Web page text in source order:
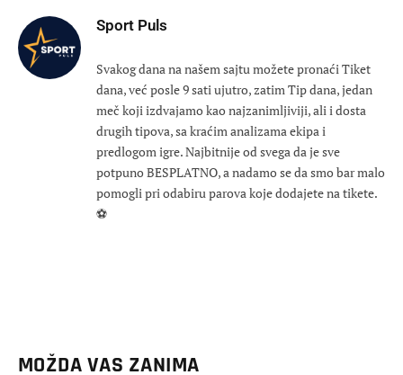
Sport Puls
Svakog dana na našem sajtu možete pronaći Tiket
dana, već posle 9 sati ujutro, zatim Tip dana, jedan
meč koji izdvajamo kao najzanimljiviji, ali i dosta
drugih tipova, sa kraćim analizama ekipa i
predlogom igre. Najbitnije od svega da je sve
potpuno BESPLATNO, a nadamo se da smo bar malo
pomogli pri odabiru parova koje dodajete na tikete.
⚽
MOŽDA VAS ZANIMA